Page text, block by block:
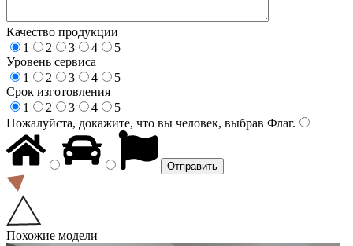
Качество продукции
1
2 3 4
5
Уровень сервиса
1
2 3 4
5
Срок изготовления
1
2 3 4
5
Пожалуйста, докажите, что вы человек, выбрав Флаг.
Похожие модели